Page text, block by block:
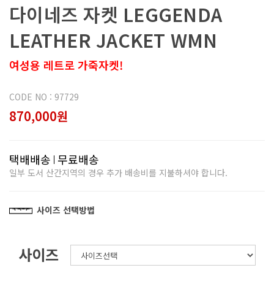
다이네즈 자켓 LEGGENDA
LEATHER JACKET WMN
여성용 레트로 가죽자켓!
CODE NO : 97729
870,000원
택배배송 무료배송
일부 도서 산간지역의 경우 추가 배송비를 지불하셔야 합니다.
사이즈 선택방법
사이즈